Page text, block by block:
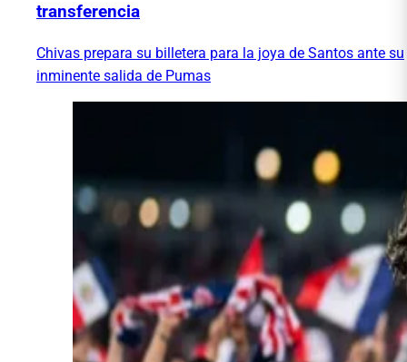
transferencia
Chivas prepara su billetera para la joya de Santos ante su
inminente salida de Pumas